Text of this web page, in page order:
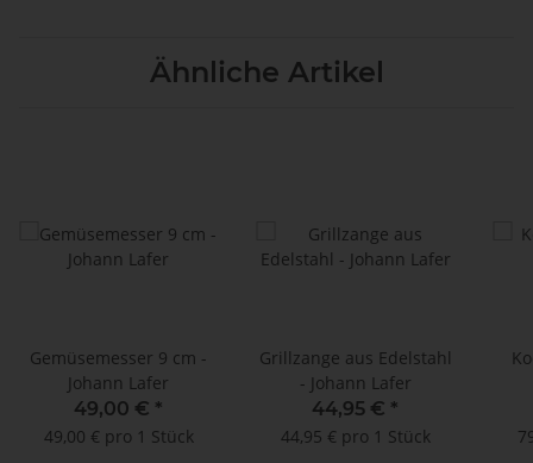
Ähnliche Artikel
Gemüsemesser 9 cm -
Johann Lafer
49,00 € *
49,00 € pro 1 Stück
Grillzange aus Edelstahl
- Johann Lafer
44,95 € *
44,95 € pro 1 Stück